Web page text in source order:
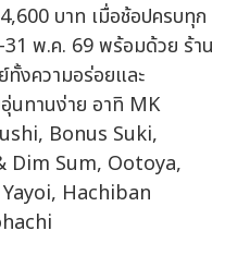
บาท เมื่อช้อปครบทุก
พ.ค. 69 พร้อมด้วย ร้าน
ทั้งความอร่อยและ
อุ่นทานง่าย อาทิ MK
Bonus Suki,
Dim Sum, Ootoya,
Hachiban